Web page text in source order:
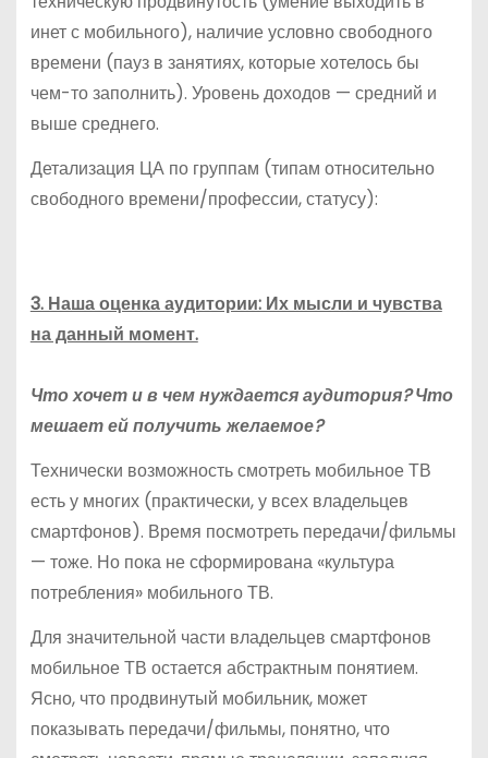
инет с мобильного), наличие условно свободного
времени (пауз в занятиях, которые хотелось бы
чем-то заполнить). Уровень доходов — средний и
выше среднего.
Детализация ЦА по группам (типам относительно
свободного времени/профессии, статусу):
3. Наша оценка аудитории: Их мысли и чувства
на данный момент.
Что хочет и в чем нуждается аудитория? Что
мешает ей получить желаемое?
Технически возможность смотреть мобильное ТВ
есть у многих (практически, у всех владельцев
смартфонов). Время посмотреть передачи/фильмы
— тоже. Но пока не сформирована «культура
потребления» мобильного ТВ.
Для значительной части владельцев смартфонов
мобильное ТВ остается абстрактным понятием.
Ясно, что продвинутый мобильник, может
показывать передачи/фильмы, понятно, что